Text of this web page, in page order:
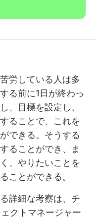
労している人は多
る前に1日が終わっ
、目標を設定し、
ることで、これを
できる。そうする
ることができ、ま
、やりたいことを
ことができる。
詳細な考察は、チ
クトマネージャー